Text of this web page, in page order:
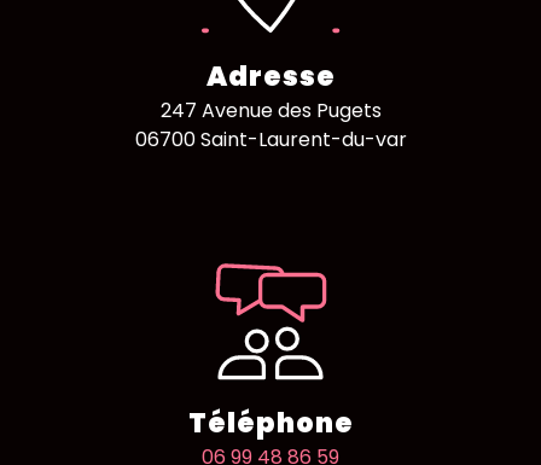
Adresse
247 Avenue des Pugets
06700 Saint-Laurent-du-var
Téléphone
06 99 48 86 59